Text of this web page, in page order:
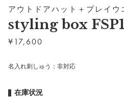
アウトドアハット＋プレイウ
styling box FSP1
¥17,600
名入れ刺しゅう：非対応
在庫状況